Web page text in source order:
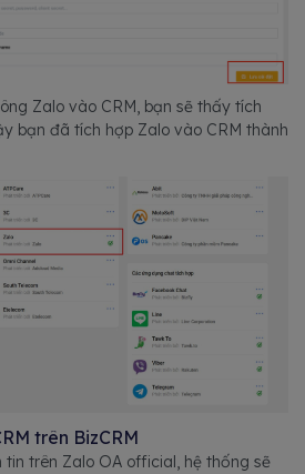
Zalo vào CRM, bạn sẽ thấy tích
bạn đã tích hợp Zalo vào CRM thành
trên BizCRM
tin trên Zalo OA official, hệ thống sẽ